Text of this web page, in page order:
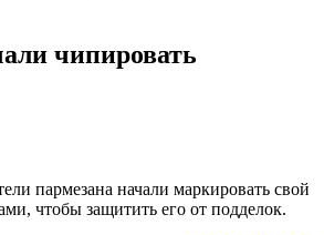
чипировать
пармезана начали маркировать свой
чтобы защитить его от подделок.